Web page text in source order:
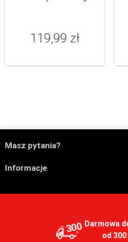
119,99 zł
Masz pytania?
Informacje
300 Darmowa
od 300